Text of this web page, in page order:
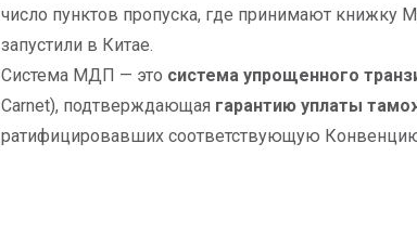
число пунктов пропуска, где принимают книжку
запустили в Китае.
Система МДП — это система упрощенного
Carnet), подтверждающая гарантию уплаты
ратифицировавших соответствующую